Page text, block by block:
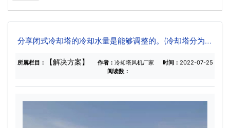
分享闭式冷却塔的冷却水量是能够调整的。(冷却塔分为敞
所属栏目： 【解决方案】 作者： 冷却塔风机厂家 时间： 2022-07-25
阅读数：